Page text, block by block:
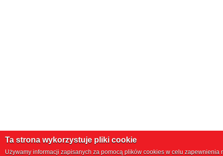
Ta strona wykorzystuje pliki cookie
Używamy informacji zapisanych za pomocą plików cookies w celu zapewnienia